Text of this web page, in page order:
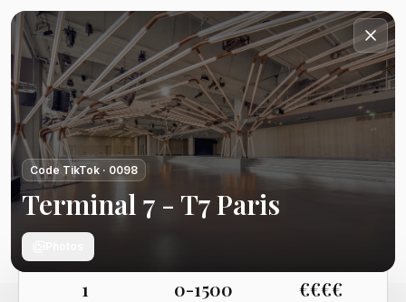
Code TikTok · 0098
Terminal 7 - T7 Paris
1 0-1500 €€€€